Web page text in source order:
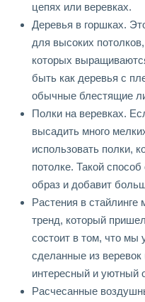
цепях или веревках.
Деревья в горшках.
для высоких
которых
быть как деревья с
обычные блестящие
Полки на веревках.
высадить много
использовать полки,
потолке. Такой
образ и добавит
Растения в
тренд, который
состоит в том, что мы
сделанные из веревок
интересный и уютный
Расчесанные